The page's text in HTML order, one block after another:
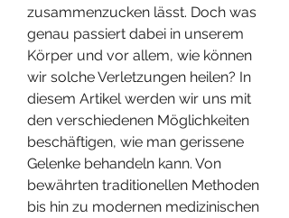
zusammenzucken lässt. Doch was
genau passiert dabei in unserem
Körper und vor allem, wie können
wir solche Verletzungen heilen? In
diesem Artikel werden wir uns mit
den verschiedenen Möglichkeiten
beschäftigen, wie man gerissene
Gelenke behandeln kann. Von
bewährten traditionellen Methoden
bis hin zu modernen medizinischen